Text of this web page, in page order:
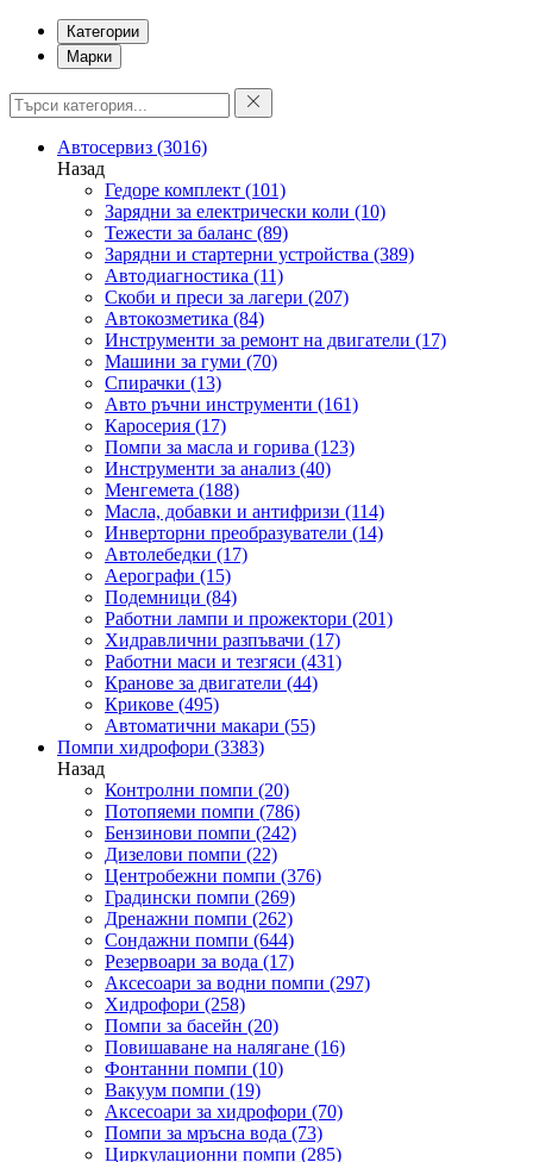
Категории
Марки
Автосервиз (3016)
Назад
Гедоре комплект (101)
Зарядни за електрически коли (10)
Тежести за баланс (89)
Зарядни и стартерни устройства (389)
Автодиагностика (11)
Скоби и преси за лагери (207)
Автокозметика (84)
Инструменти за ремонт на двигатели (17)
Машини за гуми (70)
Спирачки (13)
Авто ръчни инструменти (161)
Каросерия (17)
Помпи за масла и горива (123)
Инструменти за анализ (40)
Менгемета (188)
Масла, добавки и антифризи (114)
Инверторни преобразуватели (14)
Автолебедки (17)
Аерографи (15)
Подемници (84)
Работни лампи и прожектори (201)
Хидравлични разпъвачи (17)
Работни маси и тезгяси (431)
Кранове за двигатели (44)
Крикове (495)
Автоматични макари (55)
Помпи хидрофори (3383)
Назад
Контролни помпи (20)
Потопяеми помпи (786)
Бензинови помпи (242)
Дизелови помпи (22)
Центробежни помпи (376)
Градински помпи (269)
Дренажни помпи (262)
Сондажни помпи (644)
Резервоари за вода (17)
Аксесоари за водни помпи (297)
Хидрофори (258)
Помпи за басейн (20)
Повишаване на налягане (16)
Фонтанни помпи (10)
Вакуум помпи (19)
Аксесоари за хидрофори (70)
Помпи за мръсна вода (73)
Циркулационни помпи (285)